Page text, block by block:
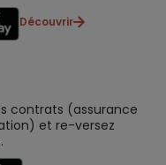
Découvrir
contrats (assurance
et re-versez